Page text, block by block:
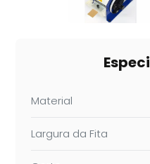
Material
Largura da Fita